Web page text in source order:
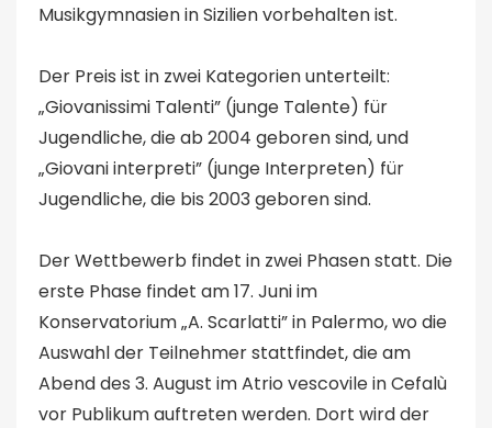
Musikgymnasien in Sizilien vorbehalten ist.
Der Preis ist in zwei Kategorien unterteilt:
„Giovanissimi Talenti” (junge Talente) für
Jugendliche, die ab 2004 geboren sind, und
„Giovani interpreti” (junge Interpreten) für
Jugendliche, die bis 2003 geboren sind.
Der Wettbewerb findet in zwei Phasen statt. Die
erste Phase findet am 17. Juni im
Konservatorium „A. Scarlatti” in Palermo, wo die
Auswahl der Teilnehmer stattfindet, die am
Abend des 3. August im Atrio vescovile in Cefalù
vor Publikum auftreten werden. Dort wird der